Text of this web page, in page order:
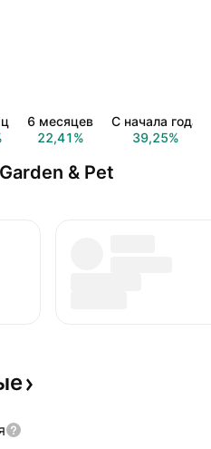
6 месяцев
22,41%
С начала года
39,25%
& Pet